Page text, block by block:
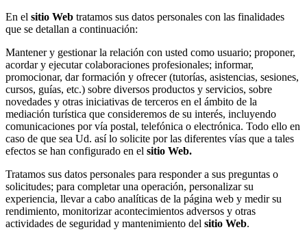
En el sitio Web tratamos sus datos personales con las finalidades
que se detallan a continuación:
Mantener y gestionar la relación con usted como usuario; proponer,
acordar y ejecutar colaboraciones profesionales; informar,
promocionar, dar formación y ofrecer (tutorías, asistencias, sesiones,
cursos, guías, etc.) sobre diversos productos y servicios, sobre
novedades y otras iniciativas de terceros en el ámbito de la
mediación turística que consideremos de su interés, incluyendo
comunicaciones por vía postal, telefónica o electrónica. Todo ello en
caso de que sea Ud. así lo solicite por las diferentes vías que a tales
efectos se han configurado en el sitio Web.
Tratamos sus datos personales para responder a sus preguntas o
solicitudes; para completar una operación, personalizar su
experiencia, llevar a cabo analíticas de la página web y medir su
rendimiento, monitorizar acontecimientos adversos y otras
actividades de seguridad y mantenimiento del sitio Web.